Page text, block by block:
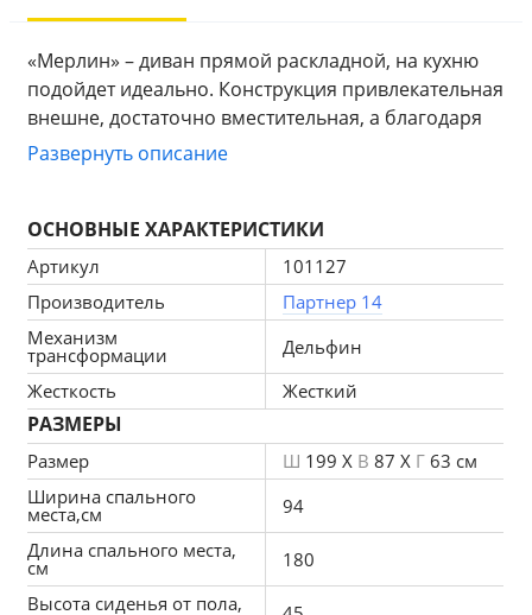
«Мерлин» – диван прямой раскладной, на кухню
подойдет идеально. Конструкция привлекательная
внешне, достаточно вместительная, а благодаря
механизму дельфин, мебель превращается в
Особенности прямого кухонного дивана «Мерлин»:
Гипоаллергенность и экологичность
Комбинация таких слоев для дивана отличается
гипоаллергенностью, безопасностью для
здоровья и экологичностью. Дополнительная
обработка добавляет противогрибковых и
антибактериальных свойств.
Воздухопроницаемость
Отличная воздухопроницаемость сохраняет
высокие характеристики изделия, препятствует
Развернуть описание
ОСНОВНЫЕ ХАРАКТЕРИСТИКИ
Артикул
101127
Производитель
Партнер 14
Механизм
трансформации
Дельфин
Жесткость
Жесткий
РАЗМЕРЫ
Размер Ш 199 X В 87 X Г 63 см
Ширина спального
места,см
94
Длина спального места,
см
180
Высота сиденья от пола,